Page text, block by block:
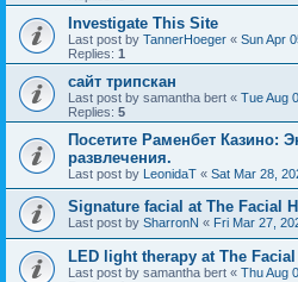
Investigate This Site
Last post by TannerHoeger « Sun Apr
Replies: 1
сайт трипскан
Last post by samantha bert « Tue Aug
Replies: 5
Посетите Раменбет Казино:
развлечения.
Last post by LeonidaT « Sat Mar 28,
Signature facial at The Facial
Last post by SharronN « Fri Mar 27,
LED light therapy at The
Last post by samantha bert « Thu Aug